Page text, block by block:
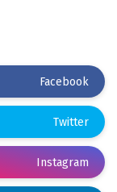
Facebook
Twitter
Instagram